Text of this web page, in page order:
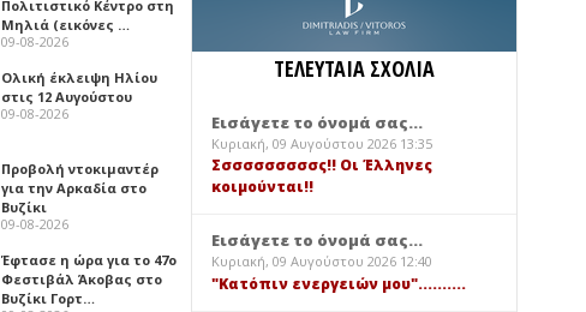
Πολιτιστικό Κέντρο στη
Μηλιά (εικόνες …
09-08-2026
Ολική έκλειψη Ηλίου
στις 12 Αυγούστου
09-08-2026
Προβολή ντοκιμαντέρ
για την Αρκαδία στο
Βυζίκι
09-08-2026
Έφτασε η ώρα για το 47ο
Φεστιβάλ Άκοβας στο
Βυζίκι Γορτ…
ΤΕΛΕΥΤΑΙΑ ΣΧΟΛΙΑ
Εισάγετε το όνομά σας...
Κυριακή, 09 Αυγούστου 2026 13:35
Σσσσσσσσσσς!! Οι Έλληνες
κοιμούνται!!
Εισάγετε το όνομά σας...
Κυριακή, 09 Αυγούστου 2026 12:40
"Κατόπιν ενεργειών μου"..........